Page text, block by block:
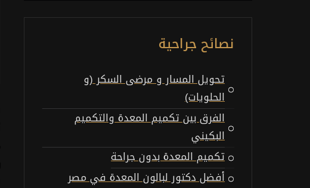
نصائح جراحية
تحويل المسار و مرضى السكر (و
الحلويات)
الفرق بين تكميم المعدة والتكميم
البكيني
تكميم المعدة بدون جراحة
أفضل دكتور لبالون المعدة في مصر